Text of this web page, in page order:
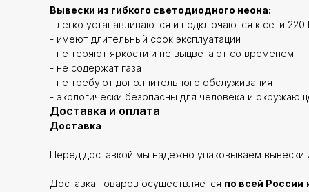
Вывески из гибкого светодиодного неона:
- легко устанавливаются и подключаются к сети 220
- имеют длительный срок эксплуатации
- не теряют яркости и не выцветают со временем
- не содержат газа
- не требуют дополнительного обслуживания
- экологически безопасны для человека и
Доставка и оплата
Доставка
Перед доставкой мы надежно упаковываем
Доставка товаров осуществляется по всей России